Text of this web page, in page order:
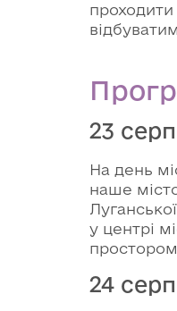
проходити
23
На день
наше
у центрі
24